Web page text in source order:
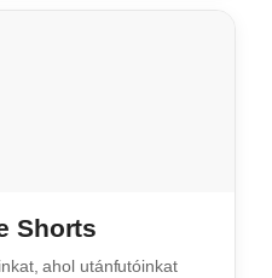
Shorts
ahol utánfutóinkat